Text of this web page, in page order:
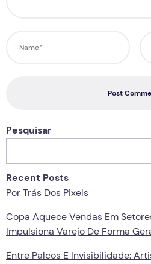
Post
Pesquisar
Recent Posts
Por Trás Dos Pixels
Copa Aquece Vendas Em
Impulsiona Varejo De Forma
Entre Palcos E Invisibilidade: